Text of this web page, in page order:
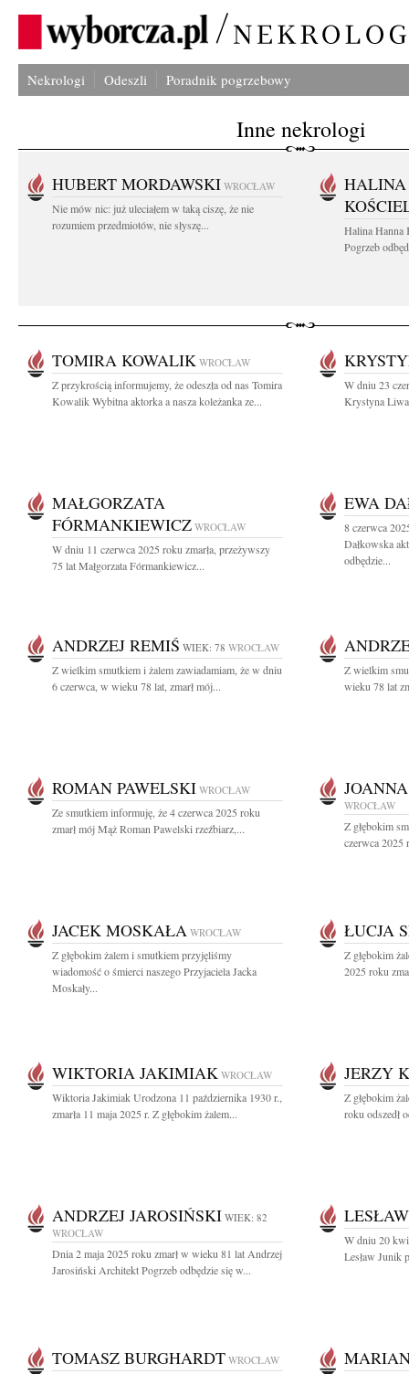
Nekrologi Odeszli Poradnik pogrzebowy
Inne nekrologi
HUBERT MORDAWSKI WROCŁAW
Nie mów nic: już uleciałem w taką ciszę, że nie
rozumiem przedmiotów, nie słyszę...
Halina Hanna
Pogrzeb
TOMIRA KOWALIK WROCŁAW
Z przykrością informujemy, że odeszła od nas Tomira
Kowalik Wybitna aktorka a nasza koleżanka ze...
W dniu 23
Krystyna
MAŁGORZATA
FÓRMANKIEWICZ WROCŁAW
W dniu 11 czerwca 2025 roku zmarła, przeżywszy
75 lat Małgorzata Fórmankiewicz...
EWA
8 czerwca
Dałkowska
odbędzie...
ANDRZEJ REMIŚ WIEK: 78 WROCŁAW
Z wielkim smutkiem i żalem zawiadamiam, że w dniu
6 czerwca, w wieku 78 lat, zmarł mój...
Z wielkim
wieku 78 lat
ROMAN PAWELSKI WROCŁAW
Ze smutkiem informuję, że 4 czerwca 2025 roku
zmarł mój Mąż Roman Pawelski rzeźbiarz,...
WROCŁAW
Z głębokim
czerwca 2025
JACEK MOSKAŁA WROCŁAW
Z głębokim żalem i smutkiem przyjęliśmy
wiadomość o śmierci naszego Przyjaciela Jacka
Moskały...
ŁUCJA
Z głębokim
2025 roku
WIKTORIA JAKIMIAK WROCŁAW
Wiktoria Jakimiak Urodzona 11 października 1930 r.,
zmarła 11 maja 2025 r. Z głębokim żalem...
JERZY
Z głębokim
roku odszedł
ANDRZEJ JAROSIŃSKI WIEK: 82
WROCŁAW
Dnia 2 maja 2025 roku zmarł w wieku 81 lat Andrzej
Jarosiński Architekt Pogrzeb odbędzie się w...
W dniu 20
Lesław Junik
TOMASZ BURGHARDT WROCŁAW